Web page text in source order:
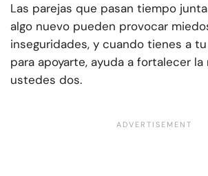
Las parejas que pasan tiempo
algo nuevo pueden provocar
inseguridades, y cuando tienes a
para apoyarte, ayuda a fortalecer
ustedes dos.